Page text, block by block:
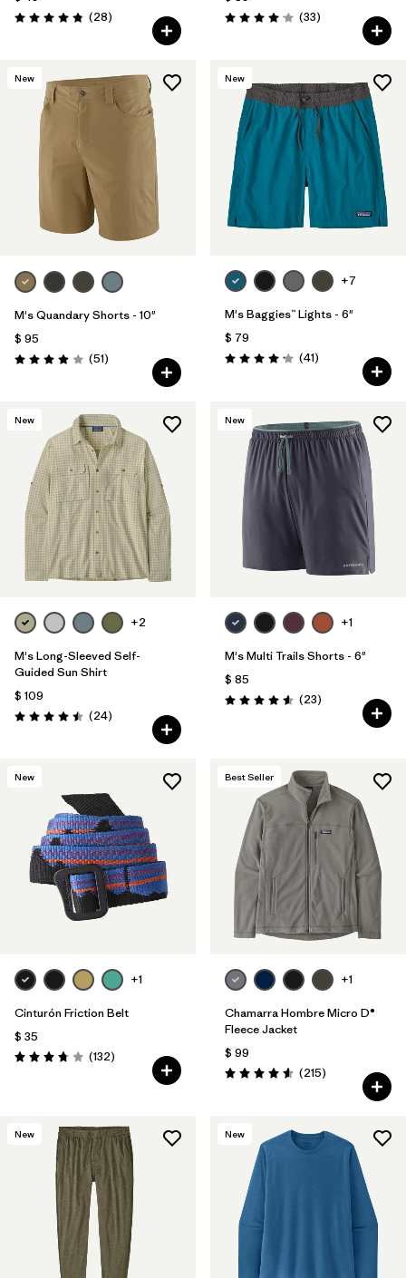
Valoración: 4.8 / 5
(28Comentarios
)
Valoración: 4.0 / 5
(33Comentarios
)
New
M's Quandary Shorts - 10"
$ 95
Valoración: 3.9 / 5
(51Comentarios
)
New
+7
M's Baggies™ Lights - 6"
$ 79
Valoración: 4.1 / 5
(41Comentarios
)
New
+2
M's Long-Sleeved Self-
Guided Sun Shirt
$ 109
Valoración: 4.5 / 5
(24Comentarios
)
New
+1
M's Multi Trails Shorts - 6"
$ 85
Valoración: 4.6 / 5
(23Comentarios
)
New
+1
Cinturón Friction Belt
$ 35
Valoración: 3.7 / 5
(132Comentarios
)
Best Seller
+1
Chamarra Hombre Micro D®
Fleece Jacket
$ 99
Valoración: 4.6 / 5
(215Comentarios
)
New New